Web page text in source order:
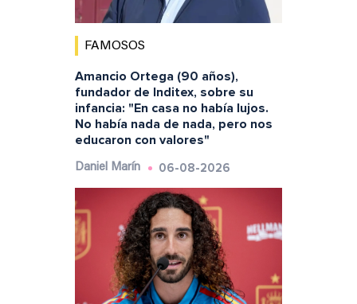
FAMOSOS
Amancio Ortega (90 años),
fundador de Inditex, sobre su
infancia: "En casa no había lujos.
No había nada de nada, pero nos
educaron con valores"
Daniel Marín 06-08-2026